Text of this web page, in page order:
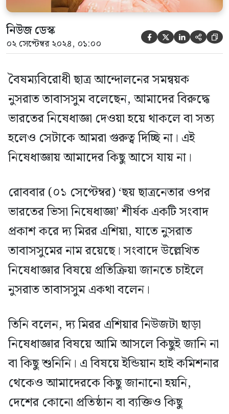
নিউজ ডেস্ক
০২ সেপ্টেম্বর ২০২৪, ০১:০০     
বৈষম্যবিরোধী ছাত্র আন্দোলনের সমন্বয়ক
নুসরাত তাবাসসুম বলেছেন, আমাদের বিরুদ্ধে
ভারতের নিষেধাজ্ঞা দেওয়া হয়ে থাকলে বা সত্য
হলেও সেটাকে আমরা গুরুত্ব দিচ্ছি না। এই
নিষেধাজ্ঞায় আমাদের কিছু আসে যায় না।
রোববার (০১ সেপ্টেম্বর) ‘ছয় ছাত্রনেতার ওপর
ভারতের ভিসা নিষেধাজ্ঞা’ শীর্ষক একটি সংবাদ
প্রকাশ করে দ্য মিরর এশিয়া, যাতে নুসরাত
তাবাসসুমের নাম রয়েছে। সংবাদে উল্লেখিত
নিষেধাজ্ঞার বিষয়ে প্রতিক্রিয়া জানতে চাইলে
নুসরাত তাবাসসুম একথা বলেন।
তিনি বলেন, দ্য মিরর এশিয়ার নিউজটা ছাড়া
নিষেধাজ্ঞার বিষয়ে আমি আসলে কিছুই জানি না
বা কিছু শুনিনি। এ বিষয়ে ইন্ডিয়ান হাই কমিশনার
থেকেও আমাদেরকে কিছু জানানো হয়নি,
দেশের কোনো প্রতিষ্ঠান বা ব্যক্তিও কিছু